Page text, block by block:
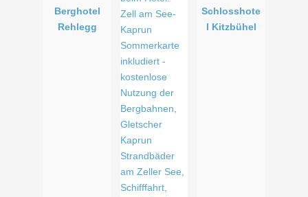
Berghotel
Rehlegg
Schlosshote
l Kitzbühel